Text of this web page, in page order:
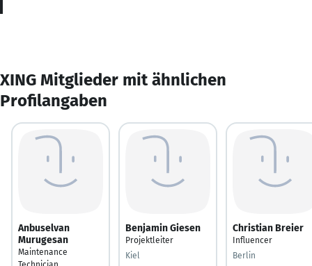
XING Mitglieder mit ähnlichen
Profilangaben
Anbuselvan
Murugesan
Maintenance
Benjamin Giesen
Projektleiter
Kiel
Christian Breier
Influencer
Berlin